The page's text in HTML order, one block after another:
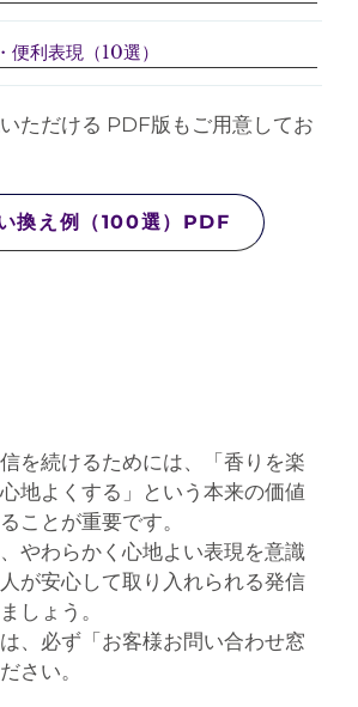
利表現（10選）
ただける PDF版もご用意してお
換え例（100選）PDF
を続けるためには、「香りを楽
地よくする」という本来の価値
ことが重要です。
やわらかく心地よい表現を意識
が安心して取り入れられる発信
しょう。
、必ず「お客様お問い合わせ窓
さい。